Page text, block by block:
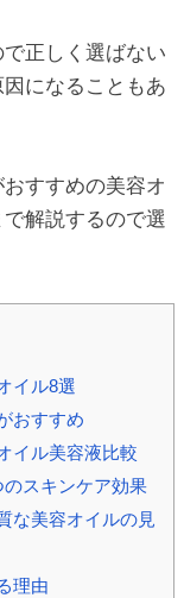
正しく選ばない
になることもあ
すすめの美容オ
解説するので選
イル8選
おすすめ
イル美容液比較
スキンケア効果
な美容オイルの見
理由